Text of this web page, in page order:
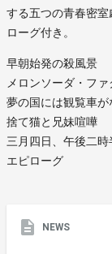
する五つの青春密
ローグ付き。
早朝始発の殺風景
メロンソーダ・フ
夢の国には観覧車が
捨て猫と兄妹喧嘩
三月四日、午後二時
エピローグ
NEWS